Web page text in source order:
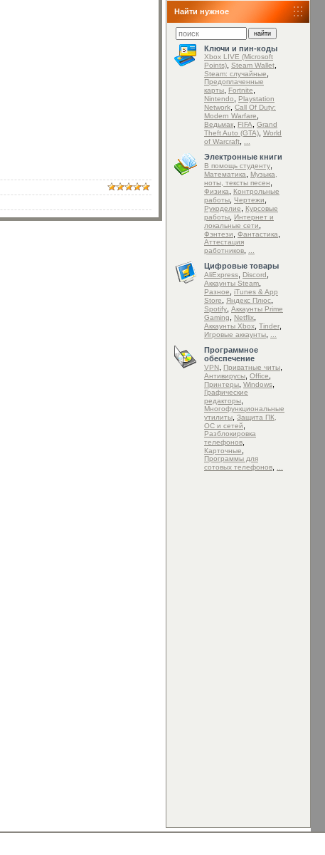
Найти нужное
Ключи и пин-коды
Xbox LIVE (Microsoft
Points) Steam Wallet
Steam: случайные
Предоплаченные
карты
Fortnite
Nintendo
Playstation
Network Call Of Duty:
Modern Warfare
Ведьмак FIFA
Grand
Theft Auto (GTA) World
of Warcraft
Электронные книги
В помощь студенту
Математика
Музыка,
ноты, тексты песен
Физика
Контрольные
работы Чертежи
Рукоделие
Курсовые
работы
Интернет и
локальные сети
Фэнтези Фантастика
Аттестация
работников
Цифровые товары
AliExpress Discord
Аккаунты Steam
Разное
iTunes & App
Store
Яндекс Плюс
Spotify Аккаунты Prime
Gaming
Netflix
Аккаунты Xbox Tinder
Игровые аккаунты
Программное
обеспечение
VPN Приватные читы
Антивирусы Office
Принтеры Windows
Графические
редакторы
Mногофункциональные
утилиты Защита ПК,
ОС и сетей
Разблокировка
телефонов
Карточные
Программы для
сотовых телефонов